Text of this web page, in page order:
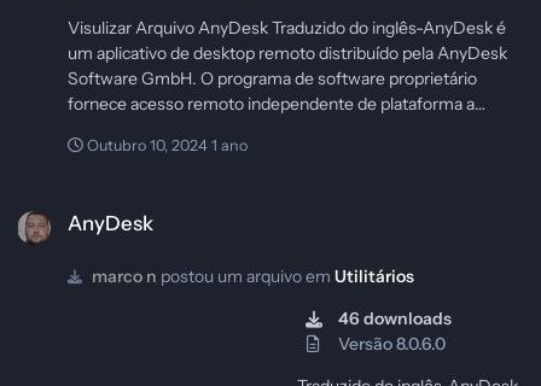
Visulizar Arquivo AnyDesk Traduzido do inglês-AnyDesk é
um aplicativo de desktop remoto distribuído pela AnyDesk
Software GmbH. O programa de software proprietário
fornece acesso remoto independente de plataforma a
o aplicativo host. Oferece controle remoto, transferência de
Outubro 10, 2024 1 ano
AnyDesk
marco n postou um arquivo em Utilitários
46 downloads
Versão 8.0.6.0